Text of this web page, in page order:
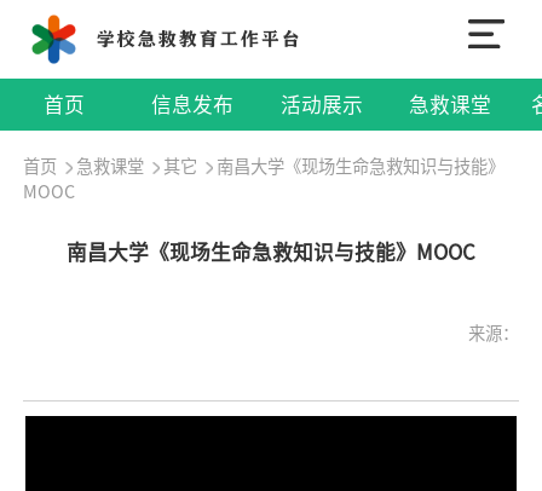
首页 信息发布 活动展示 急救课堂
首页 急救课堂 其它
南昌大学《现场生命急救知识与技能》
MOOC
南昌大学《现场生命急救知识与技能》MOOC
来源：